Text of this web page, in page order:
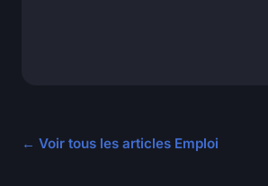
← Voir tous les articles Emploi